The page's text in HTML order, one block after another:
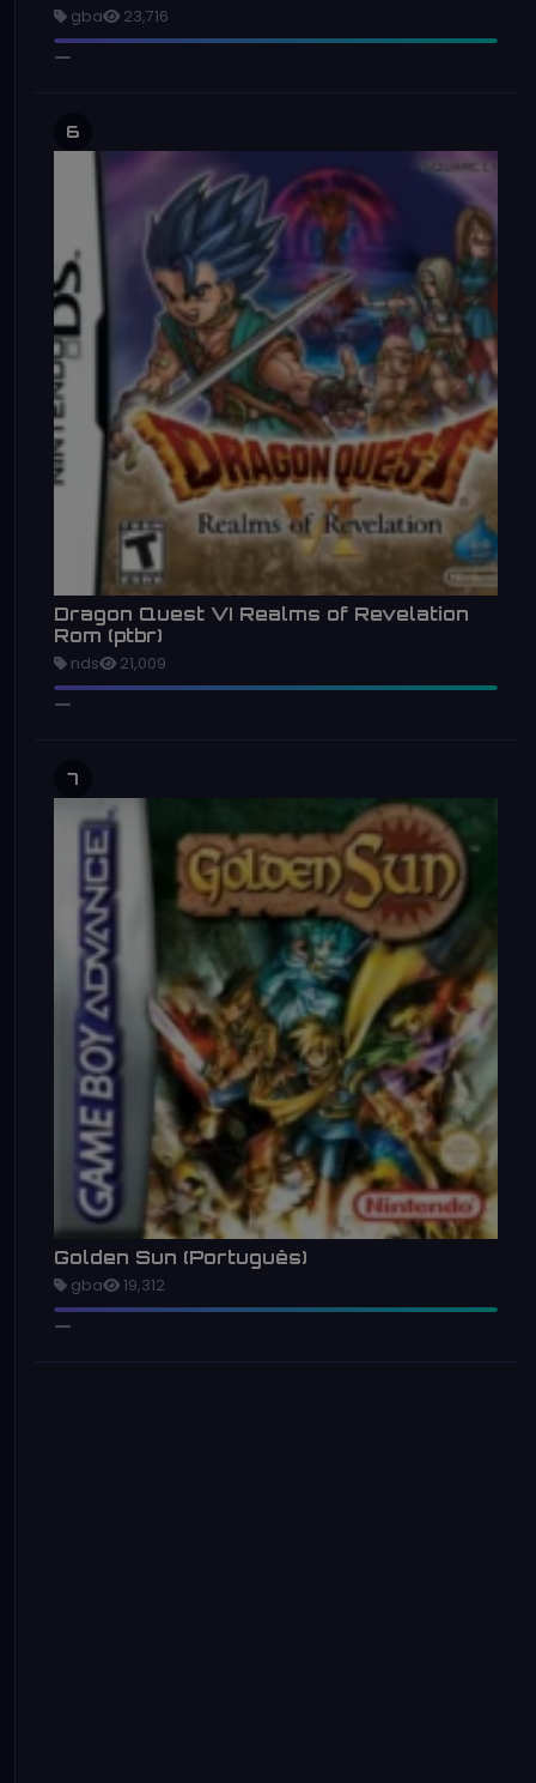
gba 23,716
6
Dragon Quest VI Realms of Revelation
Rom (ptbr)
nds 21,009
7
Golden Sun (Português)
gba 19,312